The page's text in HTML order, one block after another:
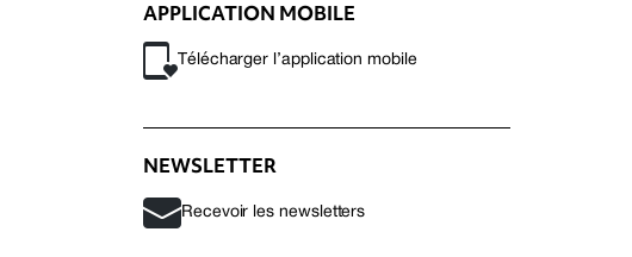
APPLICATION MOBILE
Télécharger l’application mobile
NEWSLETTER
Recevoir les newsletters